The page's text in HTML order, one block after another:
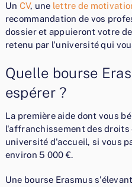
Un CV, une lettre de
recommandation de vos
dossier et appuieront votre
retenu par l'université qui
Quelle bourse
espérer ?
La première aide dont vous
l'affranchissement des
université d'accueil, si vous
environ 5 000 €.
Une bourse Erasmus